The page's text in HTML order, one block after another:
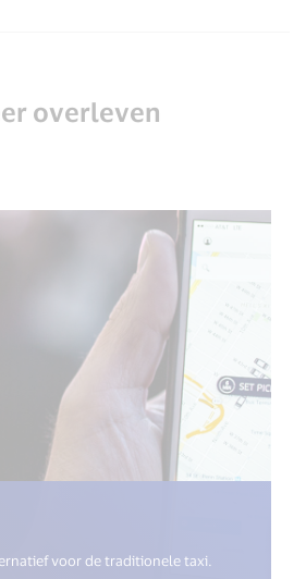
overleven
voor de traditionele taxi.